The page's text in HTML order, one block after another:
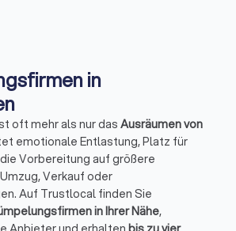
in
oft mehr als nur das Ausräumen von
emotionale Entlastung, Platz für
Vorbereitung auf größere
Verkauf oder
Auf Trustlocal finden Sie
in Ihrer Nähe,